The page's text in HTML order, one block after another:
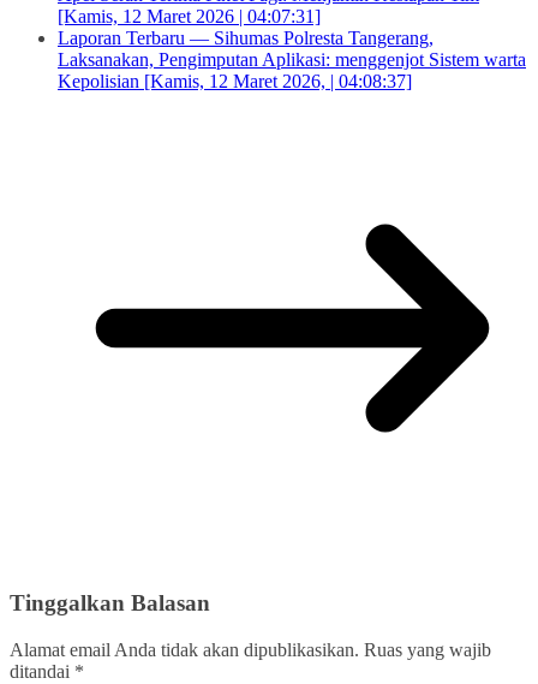
[Kamis, 12 Maret 2026 | 04:07:31]
Laporan Terbaru — Sihumas Polresta Tangerang,
Laksanakan, Pengimputan Aplikasi: menggenjot Sistem warta
Kepolisian [Kamis, 12 Maret 2026, | 04:08:37]
Tinggalkan Balasan
Alamat email Anda tidak akan dipublikasikan. Ruas yang wajib
ditandai *